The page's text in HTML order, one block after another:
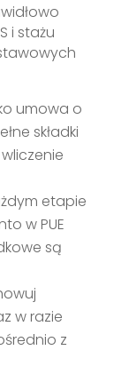
i stażu
umowa o
składki
etapie
w PUE
są
w razie
z